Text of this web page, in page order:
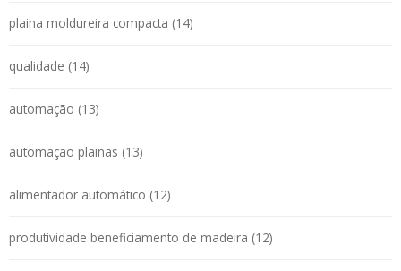
plaina moldureira compacta (14)
qualidade (14)
automação (13)
automação plainas (13)
alimentador automático (12)
produtividade beneficiamento de madeira (12)